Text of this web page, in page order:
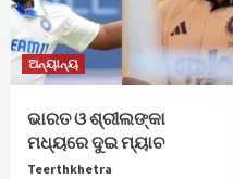
ଅନ୍ୟାନ୍ୟ
ଭାରତ ଓ ଶ୍ରୀଲଙ୍କା
ମଧ୍ୟରେ ଦୁଇ ମ୍ୟାଚ
Teerthkhetra